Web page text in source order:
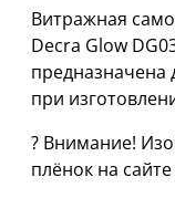
Витражная
Decra Glow
предназначена
при
? Внимание!
плёнок на